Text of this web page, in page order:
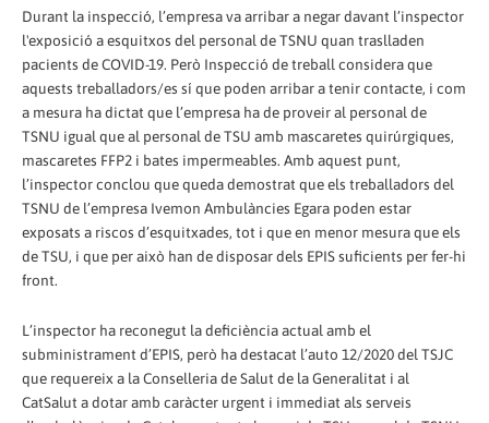
Durant la inspecció, l’empresa va arribar a negar davant l’inspector
l'exposició a esquitxos del personal de TSNU quan traslladen
pacients de COVID-19. Però Inspecció de treball considera que
aquests treballadors/es sí que poden arribar a tenir contacte, i com
a mesura ha dictat que l’empresa ha de proveir al personal de
TSNU igual que al personal de TSU amb mascaretes quirúrgiques,
mascaretes FFP2 i bates impermeables. Amb aquest punt,
l’inspector conclou que queda demostrat que els treballadors del
TSNU de l’empresa Ivemon Ambulàncies Egara poden estar
exposats a riscos d’esquitxades, tot i que en menor mesura que els
de TSU, i que per això han de disposar dels EPIS suficients per fer-hi
front.
L’inspector ha reconegut la deficiència actual amb el
subministrament d’EPIS, però ha destacat l’auto 12/2020 del TSJC
que requereix a la Conselleria de Salut de la Generalitat i al
CatSalut a dotar amb caràcter urgent i immediat als serveis